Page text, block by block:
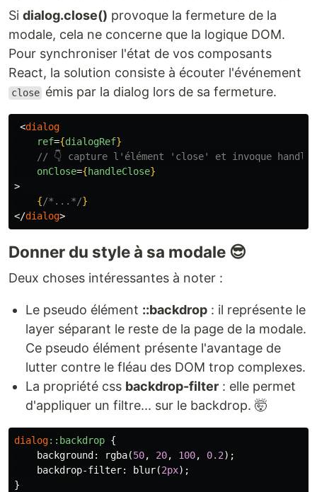
Si dialog.close() provoque la fermeture de la
modale, cela ne concerne que la logique DOM.
Pour synchroniser l'état de vos composants
React, la solution consiste à écouter l'événement
close émis par la dialog lors de sa fermeture.
<dialog
ref={dialogRef}
// 👇 capture l'élément 'close' et invoque
onClose={handleClose}
>
{/*...*/}
</dialog>
Donner du style à sa modale 😎
Deux choses intéressantes à noter :
Le pseudo élément ::backdrop : il représente le
layer séparant le reste de la page de la modale.
Ce pseudo élément présente l'avantage de
lutter contre le fléau des DOM trop complexes.
La propriété css backdrop-filter : elle permet
d'appliquer un filtre... sur le backdrop. 🤯
dialog::backdrop {
background : rgba(50, 20, 100, 0.2);
backdrop-filter: blur(2px);
}